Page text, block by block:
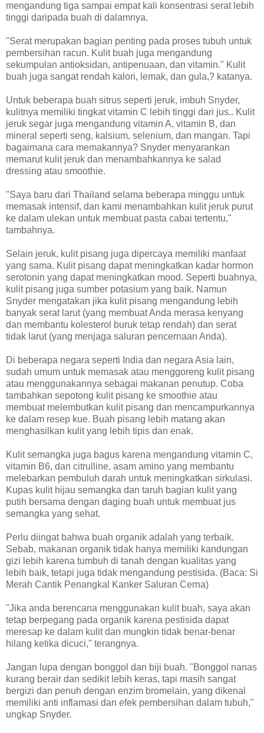
mengandung tiga sampai empat kali konsentrasi serat lebih
tinggi daripada buah di dalamnya.
"Serat merupakan bagian penting pada proses tubuh untuk
pembersihan racun. Kulit buah juga mengandung
sekumpulan antioksidan, antipenuaan, dan vitamin." Kulit
buah juga sangat rendah kalori, lemak, dan gula,? katanya.
Untuk beberapa buah sitrus seperti jeruk, imbuh Snyder,
kulitnya memiliki tingkat vitamin C lebih tinggi dari jus.. Kulit
jeruk segar juga mengandung vitamin A, vitamin B, dan
mineral seperti seng, kalsium, selenium, dan mangan. Tapi
bagaimana cara memakannya? Snyder menyarankan
memarut kulit jeruk dan menambahkannya ke salad
dressing atau smoothie.
"Saya baru dari Thailand selama beberapa minggu untuk
memasak intensif, dan kami menambahkan kulit jeruk purut
ke dalam ulekan untuk membuat pasta cabai tertentu,"
tambahnya.
Selain jeruk, kulit pisang juga dipercaya memiliki manfaat
yang sama. Kulit pisang dapat meningkatkan kadar hormon
serotonin yang dapat meningkatkan mood. Seperti buahnya,
kulit pisang juga sumber potasium yang baik. Namun
Snyder mengatakan jika kulit pisang mengandung lebih
banyak serat larut (yang membuat Anda merasa kenyang
dan membantu kolesterol buruk tetap rendah) dan serat
tidak larut (yang menjaga saluran pencernaan Anda).
Di beberapa negara seperti India dan negara Asia lain,
sudah umum untuk memasak atau menggoreng kulit pisang
atau menggunakannya sebagai makanan penutup. Coba
tambahkan sepotong kulit pisang ke smoothie atau
membuat melembutkan kulit pisang dan mencampurkannya
ke dalam resep kue. Buah pisang lebih matang akan
menghasilkan kulit yang lebih tipis dan enak.
Kulit semangka juga bagus karena mengandung vitamin C,
vitamin B6, dan citrulline, asam amino yang membantu
melebarkan pembuluh darah untuk meningkatkan sirkulasi.
Kupas kulit hijau semangka dan taruh bagian kulit yang
putih bersama dengan daging buah untuk membuat jus
semangka yang sehat.
Perlu diingat bahwa buah organik adalah yang terbaik.
Sebab, makanan organik tidak hanya memiliki kandungan
gizi lebih karena tumbuh di tanah dengan kualitas yang
lebih baik, tetapi juga tidak mengandung pestisida. (Baca: Si
Merah Cantik Penangkal Kanker Saluran Cerna)
"Jika anda berencana menggunakan kulit buah, saya akan
tetap berpegang pada organik karena pestisida dapat
meresap ke dalam kulit dan mungkin tidak benar-benar
hilang ketika dicuci," terangnya.
Jangan lupa dengan bonggol dan biji buah. "Bonggol nanas
kurang berair dan sedikit lebih keras, tapi masih sangat
bergizi dan penuh dengan enzim bromelain, yang dikenal
memiliki anti inflamasi dan efek pembersihan dalam tubuh,"
ungkap Snyder.